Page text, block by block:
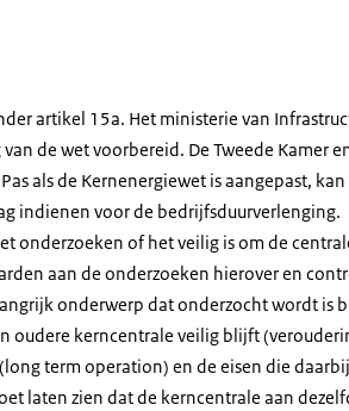
artikel 15a. Het ministerie van
de wet voorbereid. De Tweede Kamer
als de Kernenergiewet is aangepast, kan
indienen voor de bedrijfsduurverlenging.
onderzoeken of het veilig is om de
aan de onderzoeken hierover en
onderwerp dat onderzocht wordt is
oudere kerncentrale veilig blijft
long term operation) en de eisen die
laten zien dat de kerncentrale aan